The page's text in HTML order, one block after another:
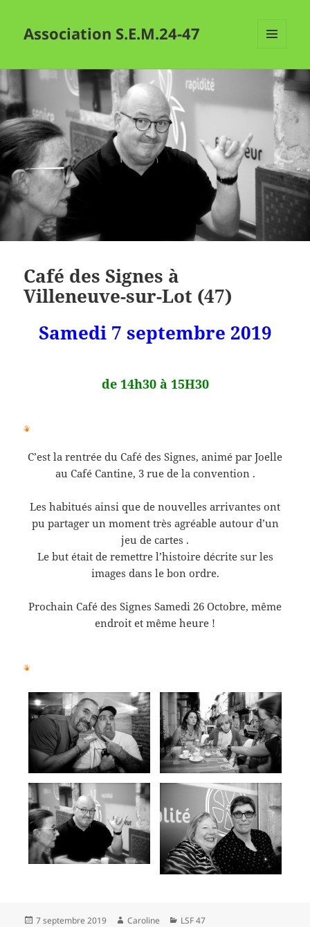
Association S.E.M.24-47
WIDGETS
Café des Signes à
Villeneuve-sur-Lot (47)
Samedi 7 septembre 2019
de 14h30 à 15H30
C’est la rentrée du Café des Signes, animé par Joelle
au Café Cantine, 3 rue de la convention .
Les habitués ainsi que de nouvelles arrivantes ont
pu partager un moment très agréable autour d’un
jeu de cartes .
Le but était de remettre l’histoire décrite sur les
images dans le bon ordre.
Prochain Café des Signes Samedi 26 Octobre, même
endroit et même heure !
Publié
7 septembre 2019 Auteur
Caroline Catégories
LSF 47